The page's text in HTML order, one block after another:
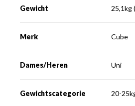
Gewicht 25,1kg
Merk Cube
Dames/Heren Uni
Gewichtscategorie 20-